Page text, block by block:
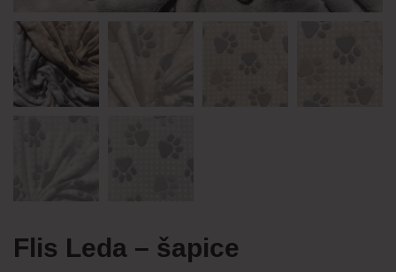
Flis Leda – šapice